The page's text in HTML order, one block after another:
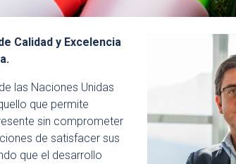
Calidad y Excelencia
las Naciones Unidas
que permite
sin comprometer
de satisfacer sus
que el desarrollo